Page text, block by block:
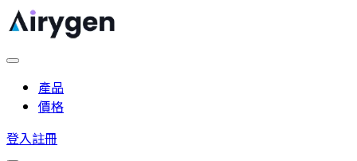
產品
價格
登入註冊